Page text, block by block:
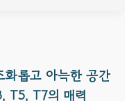
화롭고 아늑한 공간
T5, T7의 매력